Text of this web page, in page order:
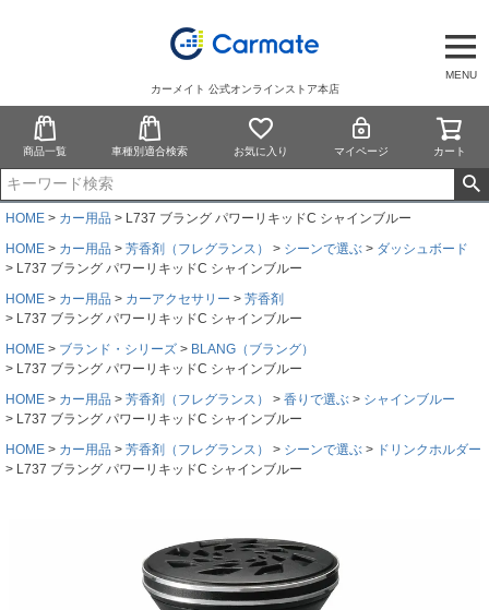
MENU
カーメイト 公式オンラインストア本店
商品一覧 車種別適合検索 お気に入り マイページ カート
HOME カー用品
L737 ブラング パワーリキッドC シャインブルー
HOME
カー用品 芳香剤（フレグランス） シーンで選ぶ
ダッシュボード
L737 ブラング パワーリキッドC シャインブルー
HOME
カー用品 カーアクセサリー
芳香剤
L737 ブラング パワーリキッドC シャインブルー
HOME
ブランド・シリーズ
BLANG（ブラング）
L737 ブラング パワーリキッドC シャインブルー
HOME
カー用品 芳香剤（フレグランス） 香りで選ぶ
シャインブルー
L737 ブラング パワーリキッドC シャインブルー
HOME
カー用品 芳香剤（フレグランス） シーンで選ぶ
ドリンクホルダー
L737 ブラング パワーリキッドC シャインブルー